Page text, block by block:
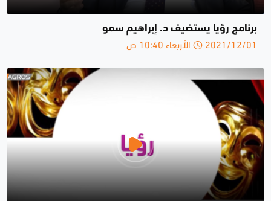
برنامج رؤيا يستضيف د. إبراهيم سمو
2021/12/01 الأربعاء 10:40 ص